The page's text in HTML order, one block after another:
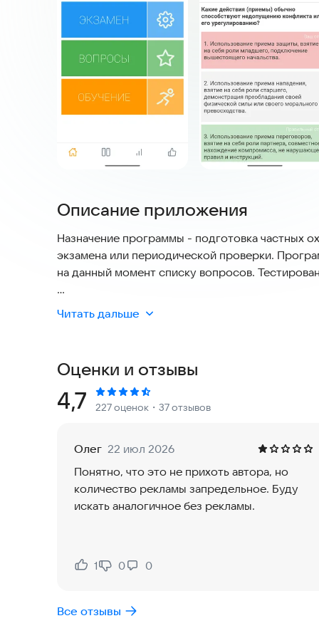
Описание приложения
Назначение программы - подготовка частных
экзамена или периодической проверки.
на данный момент списку вопросов.
Основные возможности программы
охраны":
- тестирование частных охранников на 6-й
- режим "Обучение", который позволяет
- режим "Марафон", который позволяет
- режим "Темы", который позволяет пройти
- режим "Избранные вопросы", который
пройти тест по сформированному списку
- просмотр списка вопросов по категориям,
- хранение статистики тестирования, с
Приложение не требует постоянного
Читать дальше
Оценки и отзывы
Рейтинг:
4,7 227 оценок ・37 отзывов
Олег 22 июл 2026
Понятно, что это не прихоть автора, но
количество рекламы запредельное. Буду
искать аналогичное без рекламы.
Нравится:
1
Не нравится:
0 0
Все отзывы